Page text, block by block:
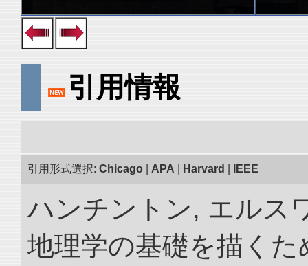
引用情報
引用形式選択: Chicago APA Harvard IEEE
ハンチントン, エルス
地理学の基礎を描くた